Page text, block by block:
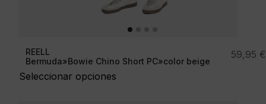
REELL
Bermuda»Bowie Chino Short PC»color beige
Seleccionar opciones
59,95 €